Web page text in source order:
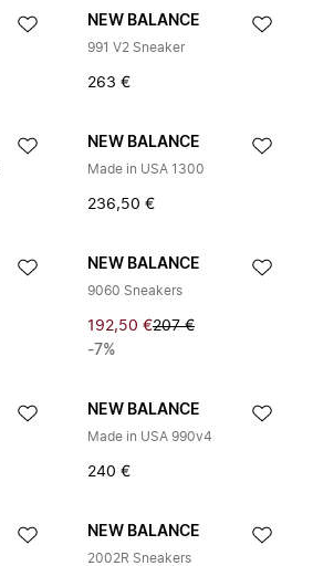
NEW BALANCE
991 V2 Sneaker
263 €
NEW BALANCE
Made in USA 1300
236,50 €
NEW BALANCE
9060 Sneakers
192,50 €207 €
-7%
NEW BALANCE
Made in USA 990v4
240 €
NEW BALANCE
2002R Sneakers